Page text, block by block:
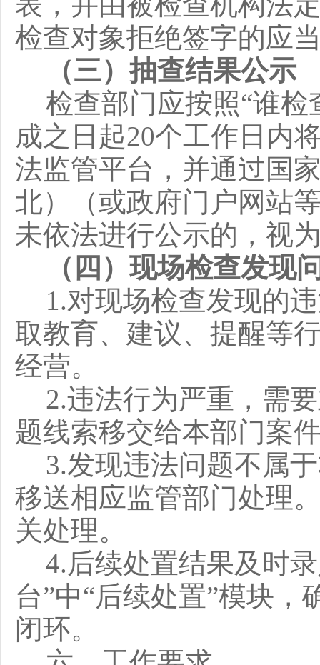
检查对象拒绝签字的应
（三）抽查结果公示
检查部门应按照“谁检
成之日起20个工作日内
法监管平台，并通过国
北）（或政府门户网站
未依法进行公示的，视
（四）现场检查发现
1.对现场检查发现的
取教育、建议、提醒等
经营。
2.违法行为严重，需
题线索移交给本部门案
3.发现违法问题不属
移送相应监管部门处理
关处理。
4.后续处置结果及时
台”中“后续处置”模块，
闭环。